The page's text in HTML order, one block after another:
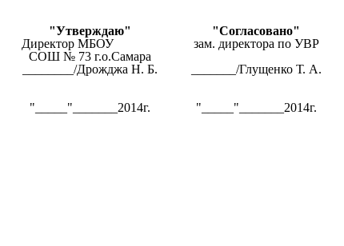
"Утверждаю" "Согласовано"
Директор МБОУ
СОШ № 73 г.о.Самара
________/Дрожджа Н. Б.
зам. директора по УВР
_______/Глущенко Т. А.
"_____"_______2014г.
"_____"_______2014г.